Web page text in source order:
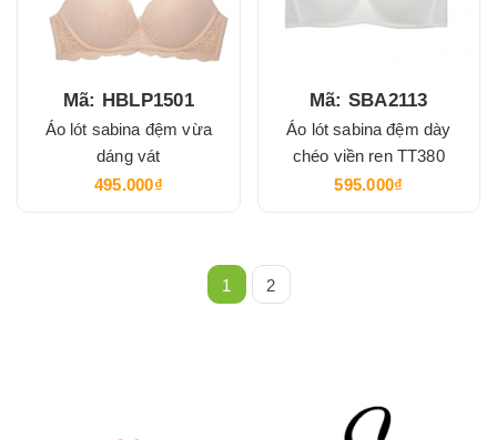
Mã: HBLP1501
Áo lót sabina đệm vừa
dáng vát
495.000₫
Mã: SBA2113
Áo lót sabina đệm dày
chéo viền ren TT380
595.000₫
1 2